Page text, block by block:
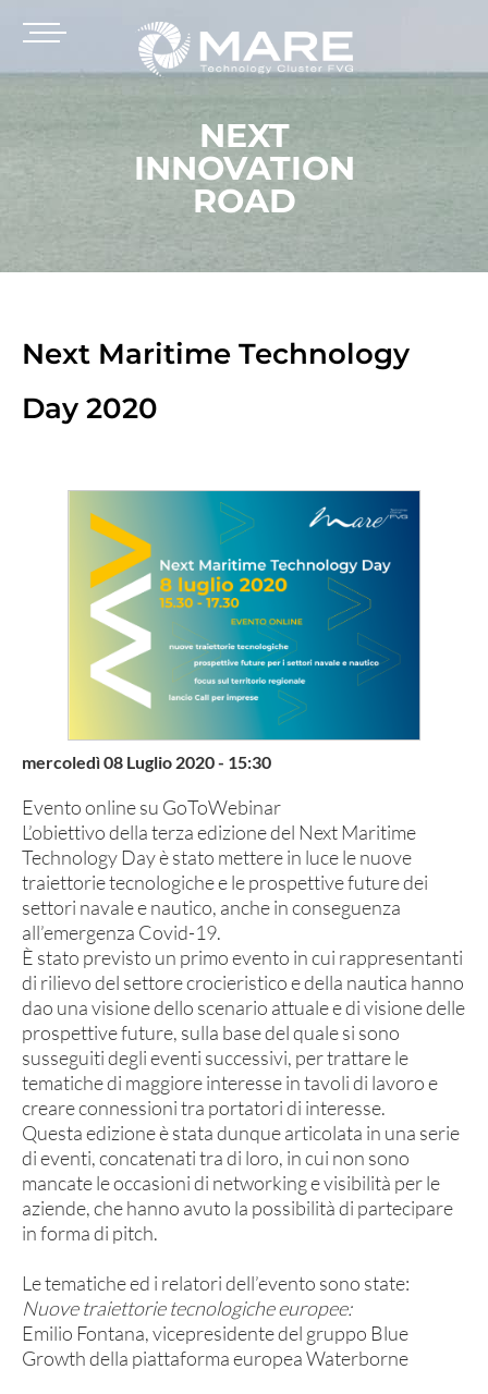
NEXT
INNOVATION
ROAD
Next Maritime Technology
Day 2020
mercoledì 08 Luglio 2020 - 15:30
Evento online su GoToWebinar
L’obiettivo della terza edizione del Next Maritime
Technology Day è stato mettere in luce le nuove
traiettorie tecnologiche e le prospettive future dei
settori navale e nautico, anche in conseguenza
all’emergenza Covid-19.
È stato previsto un primo evento in cui rappresentanti
di rilievo del settore crocieristico e della nautica hanno
dao una visione dello scenario attuale e di visione delle
prospettive future, sulla base del quale si sono
susseguiti degli eventi successivi, per trattare le
tematiche di maggiore interesse in tavoli di lavoro e
creare connessioni tra portatori di interesse.
Questa edizione è stata dunque articolata in una serie
di eventi, concatenati tra di loro, in cui non sono
mancate le occasioni di networking e visibilità per le
aziende, che hanno avuto la possibilità di partecipare
in forma di pitch.
Le tematiche ed i relatori dell’evento sono state:
Nuove traiettorie tecnologiche europee:
Emilio Fontana, vicepresidente del gruppo Blue
Growth della piattaforma europea Waterborne